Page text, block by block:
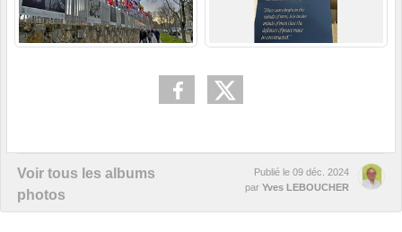
Voir tous les albums
photos
Publié le 09 déc. 2024
par Yves LEBOUCHER